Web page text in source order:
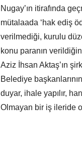
Nugay’ın itirafında
mütalaada ‘hak ediş
verilmediği, kurulu
konu paranın
Aziz İhsan Aktaş’ın
Belediye
duyar, ihale yapılır,
Olmayan bir iş ileride